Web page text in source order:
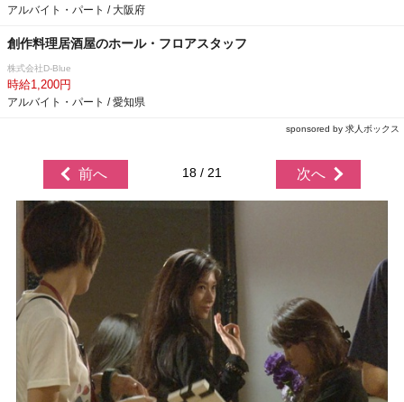
アルバイト・パート / 大阪府
創作料理居酒屋のホール・フロアスタッフ
株式会社D-Blue
時給1,200円
アルバイト・パート / 愛知県
sponsored by 求人ボックス
前へ 18 / 21 次へ